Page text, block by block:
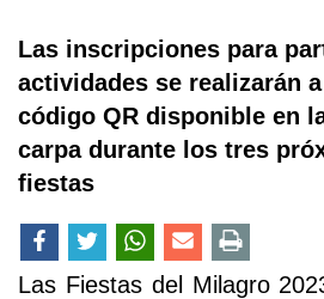
Las inscripciones para
actividades se realizarán
código QR disponible en
carpa durante los tres
fiestas
Las Fiestas del Milagro